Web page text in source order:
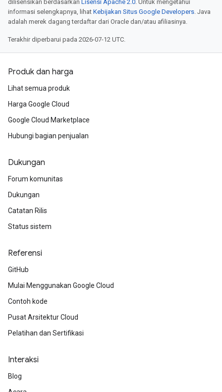
dilisensikan berdasarkan Lisensi Apache 2.0. Untuk mengetahui
informasi selengkapnya, lihat Kebijakan Situs Google Developers. Java
adalah merek dagang terdaftar dari Oracle dan/atau afiliasinya.
Terakhir diperbarui pada 2026-07-12 UTC.
Produk dan harga
Lihat semua produk
Harga Google Cloud
Google Cloud Marketplace
Hubungi bagian penjualan
Dukungan
Forum komunitas
Dukungan
Catatan Rilis
Status sistem
Referensi
GitHub
Mulai Menggunakan Google Cloud
Contoh kode
Pusat Arsitektur Cloud
Pelatihan dan Sertifikasi
Interaksi
Blog